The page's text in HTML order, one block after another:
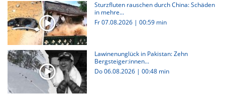
Sturzfluten rauschen durch China: Schäden
in mehre...
Fr 07.08.2026 | 00:59 min
Lawinenunglück in Pakistan: Zehn
Bergsteiger:innen...
Do 06.08.2026 | 00:48 min